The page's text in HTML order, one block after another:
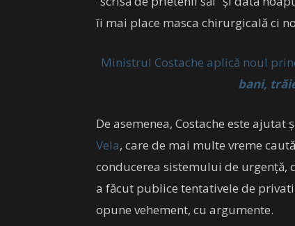
îi mai place masca chirurgicală ci
Ministrul Costache aplică noul
bani,
De asemenea, Costache este
Vela, care de mai multe vreme
conducerea sistemului de urgență,
a făcut publice tentativele de
opune vehement, cu argumente.